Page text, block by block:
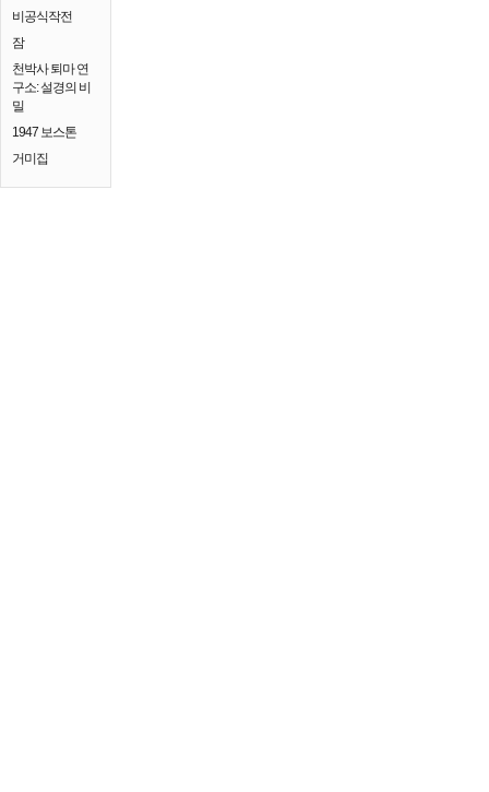
비공식작전
잠
천박사 퇴마 연
구소: 설경의 비
밀
1947 보스톤
거미집